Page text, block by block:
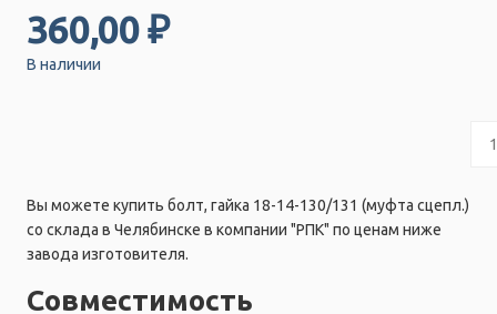
360,00 ₽
В наличии
Вы можете купить болт, гайка 18-14-130/131 (муфта сцепл.)
со склада в Челябинске в компании "РПК" по ценам ниже
завода изготовителя.
Совместимость